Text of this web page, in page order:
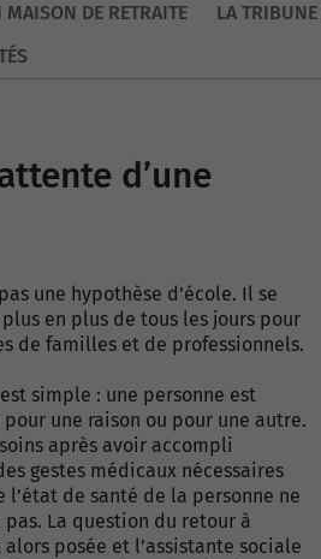
MAISON DE RETRAITE
LA TRIBUNE
d’une
une hypothèse d’école. Il se
en plus de tous les jours pour
de familles et de professionnels.
simple : une personne est
une raison ou pour une autre.
après avoir accompli
gestes médicaux nécessaires
l’état de santé de la personne ne
pas. La question du retour à
posée et l’assistante sociale